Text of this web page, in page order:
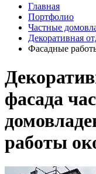
Главная
Портфолио
Частные
Декоративная
Фасадные
фасада
работы